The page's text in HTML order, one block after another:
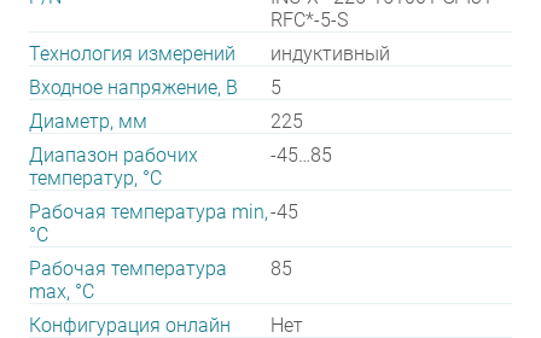
RFC*-5-S
Технология измерений
индуктивный
Входное напряжение, В
5
Диаметр, мм
225
Диапазон рабочих
температур, °С
-45…85
Рабочая температура min,
°С
-45
Рабочая температура
max, °С
85
Конфигурация онлайн
Нет